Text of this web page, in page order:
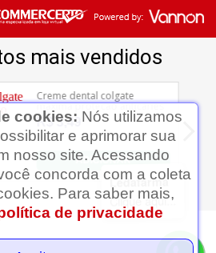
Ledafarma
Clique aqui...
cookies: Nós utilizamos
e aprimorar sua
nosso site. Acessando
concorda com a coleta
Para saber mais,
de privacidade